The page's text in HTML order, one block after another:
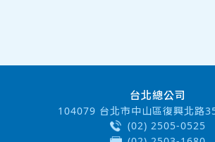
台北總公司
104079 台北市中山區復興北路
(02) 2505-0525